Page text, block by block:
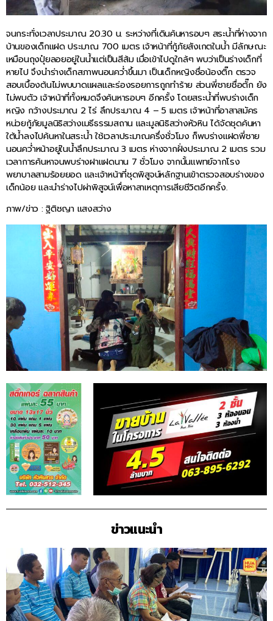
จนกระทั่งเวลาประมาณ 20.30 น. ระหว่างที่เดินค้นหารอบๆ สระน้ำที่ห่างจาก
บ้านของเด็กแฝด ประมาณ 700 เมตร เจ้าหน้าที่กู้ภัยสังเกตในน้ำ มีลักษณะ
เหมือนถุงปุ๋ยลอยอยู่ในน้ำแต่เป็นสีส้ม เมื่อเข้าไปดูใกล้ๆ พบว่าเป็นร่างเด็กที่
หายไป จึงนำร่างเด็กสภาพนอนคว่ำขึ้นมา เป็นเด็กหญิงชื่อน้องติ๊ก ตรวจ
สอบเบื้องต้นไม่พบบาดแผลและร่องรอยการถูกทำร้าย ส่วนพี่ชายชื่อตั๊ก ยัง
ไม่พบตัว เจ้าหน้าที่ทั้งหมดจึงค้นหารอบๆ อีกครั้ง โดยสระน้ำที่พบร่างเด็ก
หญิง กว้างประมาณ 2 ไร่ ลึกประมาณ 4 – 5 เมตร เจ้าหน้าที่อาสาสมัคร
หน่วยกู้ภัยมูลนิธิสว่างเมธีธรรมสถาน และมูลนิธิสว่างหัวหิน ได้จัดชุดค้นหา
ใต้น้ำลงไปค้นหาในสระน้ำ ใช้เวลาประมาณครึ่งชั่วโมง ก็พบร่างแฝดพี่ชาย
นอนคว่ำหน้าอยู่ในน้ำลึกประมาณ 3 เมตร ห่างจากฝั่งประมาณ 2 เมตร รวม
เวลาการค้นหาจนพบร่างฝาแฝดนาน 7 ชั่วโมง จากนั้นแพทย์จากโรง
พยาบาลสามร้อยยอด และเจ้าหน้าที่ชุดพิสูจน์หลักฐานเข้าตรวจสอบร่างของ
เด็กน้อย และนำร่างไปผ่าพิสูจน์เพื่อหาสาเหตุการเสียชีวิตอีกครั้ง.
ภาพ/ข่าว : ฐิติชญา แสงสว่าง
ข่าวแนะนำ